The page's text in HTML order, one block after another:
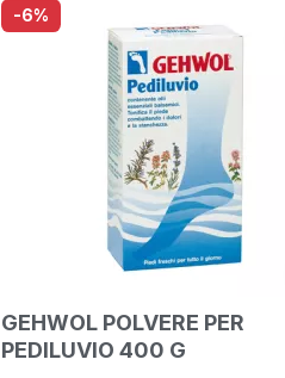
-6%
GEHWOL POLVERE PER
PEDILUVIO 400 G